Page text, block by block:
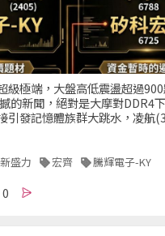
級極端，大盤高低震盪超過
的新聞，絕對是大摩對DDR4
引發記憶體族群大跳水，凌航
新盛力 宏齊 騰輝電子-KY
0